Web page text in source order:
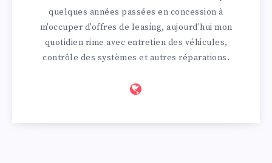
quelques années passées en concession à
m'occuper d'offres de leasing, aujourd'hui mon
quotidien rime avec entretien des véhicules,
contrôle des systèmes et autres réparations.